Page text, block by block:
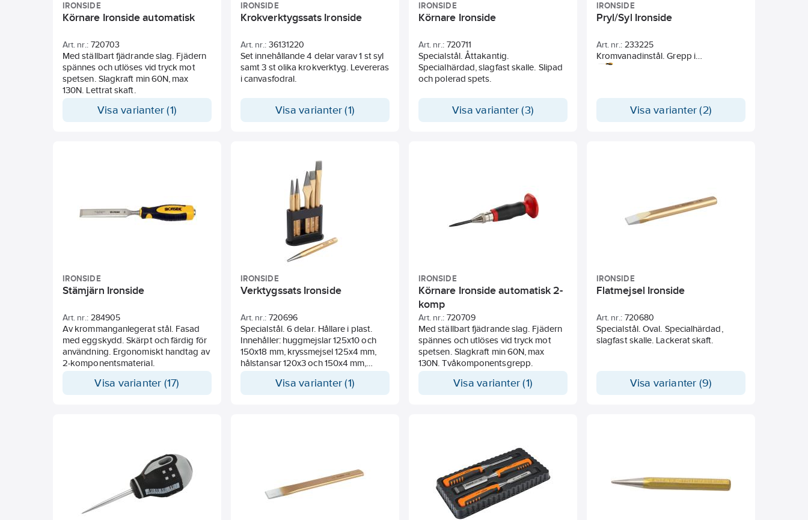
IRONSIDE
Körnare Ironside automatisk
Art. nr.: 720703
Med ställbart fjädrande slag. Fjädern
spännes och utlöses vid tryck mot
spetsen. Slagkraft min 60N, max
130N. Lettrat skaft.
Visa varianter (1)
IRONSIDE
Krokverktygssats Ironside
Art. nr.: 36131220
Set innehållande 4 delar varav 1 st syl
samt 3 st olika krokverktyg. Levereras
i canvasfodral.
Visa varianter (1)
IRONSIDE
Körnare Ironside
Art. nr.: 720711
Specialstål. Åttakantig.
Specialhärdad, slagfast skalle. Slipad
och polerad spets.
Visa varianter (3)
IRONSIDE
Pryl/Syl Ironside
Art. nr.: 233225
Kromvanadinstål. Grepp i
tvåkomponentsmaterial. Rund klinga
Visa varianter (2)
IRONSIDE
Stämjärn Ironside
Art. nr.: 284905
Av krommanganlegerat stål. Fasad
med eggskydd. Skärpt och färdig för
användning. Ergonomiskt handtag av
2-komponentsmaterial.
Visa varianter (17)
IRONSIDE
Verktygssats Ironside
Art. nr.: 720696
Specialstål. 6 delar. Hållare i plast.
Innehåller: huggmejslar 125x10 och
150x18 mm, kryssmejsel 125x4 mm,
hålstansar 120x3 och 150x4 mm,
Visa varianter (1)
IRONSIDE
Körnare Ironside automatisk 2-
komp
Art. nr.: 720709
Med ställbart fjädrande slag. Fjädern
spännes och utlöses vid tryck mot
spetsen. Slagkraft min 60N, max
130N. Tvåkomponentsgrepp.
Visa varianter (1)
IRONSIDE
Flatmejsel Ironside
Art. nr.: 720680
Specialstål. Oval. Specialhärdad,
slagfast skalle. Lackerat skaft.
Visa varianter (9)